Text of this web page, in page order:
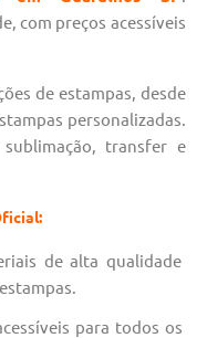
com preços acessíveis
de estampas, desde
personalizadas.
transfer e
de alta qualidade
para todos os